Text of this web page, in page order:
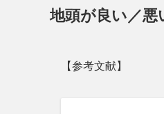
地頭が良い／悪
【参考文献】